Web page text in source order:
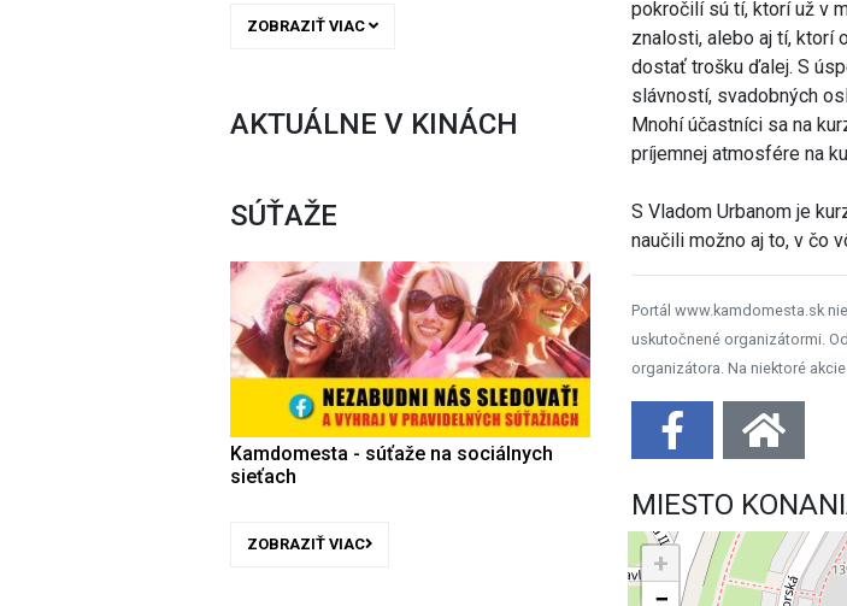
ZOBRAZIŤ VIAC
AKTUÁLNE V KINÁCH
SÚŤAŽE
Kamdomesta - súťaže na sociálnych
sieťach
ZOBRAZIŤ VIAC
pokročilí sú tí, ktorí už v
znalosti, alebo aj tí, ktorí
dostať trošku ďalej. S
slávností, svadobných
Mnohí účastníci sa na
príjemnej atmosfére na
S Vladom Urbanom je
naučili možno aj to, v čo
Portál www.kamdomesta.sk
uskutočnené organizátormi.
organizátora. Na niektoré
MIESTO
+
−